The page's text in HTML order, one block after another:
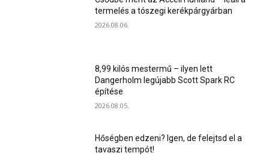
termelés a tószegi kerékpárgyárban
2026.08.06.
8,99 kilós mestermű – ilyen lett
Dangerholm legújabb Scott Spark RC
építése
2026.08.05.
Hőségben edzeni? Igen, de felejtsd el a
tavaszi tempót!